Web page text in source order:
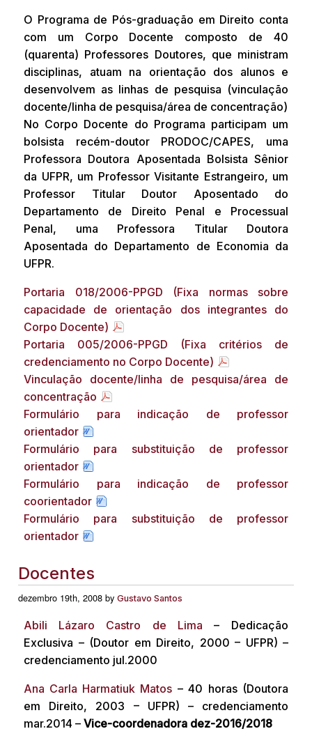
O Programa de Pós-graduação em Direito conta
com um Corpo Docente composto de 40
(quarenta) Professores Doutores, que ministram
disciplinas, atuam na orientação dos alunos e
desenvolvem as linhas de pesquisa (vinculação
docente/linha de pesquisa/área de concentração)
No Corpo Docente do Programa participam um
bolsista recém-doutor PRODOC/CAPES, uma
Professora Doutora Aposentada Bolsista Sênior
da UFPR, um Professor Visitante Estrangeiro, um
Professor Titular Doutor Aposentado do
Departamento de Direito Penal e Processual
Penal, uma Professora Titular Doutora
Aposentada do Departamento de Economia da
UFPR.
Portaria 018/2006-PPGD (Fixa normas sobre
capacidade de orientação dos integrantes do
Corpo Docente)
Portaria 005/2006-PPGD (Fixa critérios de
credenciamento no Corpo Docente)
Vinculação docente/linha de pesquisa/área de
concentração
Formulário para indicação de professor
orientador
Formulário para substituição de professor
orientador
Formulário para indicação de professor
coorientador
Formulário para substituição de professor
orientador
Docentes
dezembro 19th, 2008 by Gustavo Santos
Abili Lázaro Castro de Lima – Dedicação
Exclusiva – (Doutor em Direito, 2000 – UFPR) –
credenciamento jul.2000
Ana Carla Harmatiuk Matos – 40 horas (Doutora
em Direito, 2003 – UFPR) – credenciamento
mar.2014 – Vice-coordenadora dez-2016/2018